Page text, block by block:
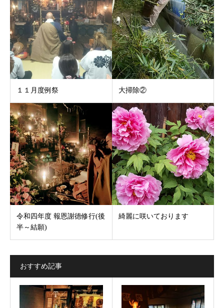
１１月度例祭 大掃除②
令和四年度 報恩謝徳修行(後
半～結願)
綺麗に咲いております
おすすめ記事